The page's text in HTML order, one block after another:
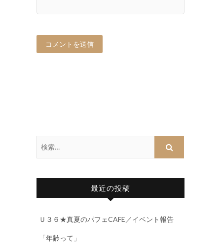
最近の投稿
Ｕ３６★真夏のパフェCAFE／イベント報告
「年齢って」